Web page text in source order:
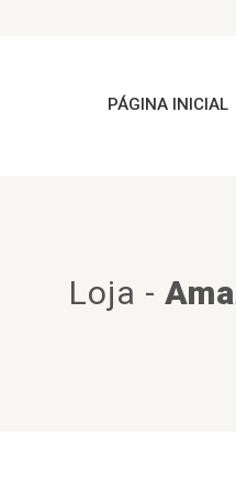
PÁGINA INICIAL
Loja -